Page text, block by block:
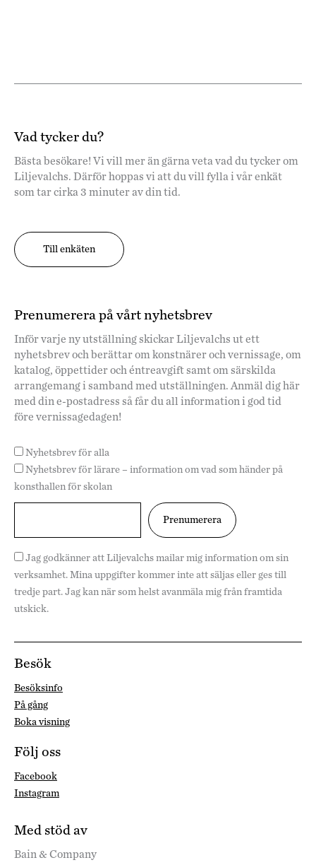
Vad tycker du?
Bästa besökare! Vi vill mer än gärna veta vad du tycker om
Liljevalchs. Därför hoppas vi att du vill fylla i vår enkät
som tar cirka 3 minuter av din tid.
Till enkäten
Prenumerera på vårt nyhetsbrev
Inför varje ny utställning skickar Liljevalchs ut ett
nyhetsbrev och berättar om konstnärer och vernissage, om
katalog, öppettider och éntreavgift samt om särskilda
arrangemang i samband med utställningen. Anmäl dig här
med din e-postadress så får du all information i god tid
före vernissagedagen!
Nyhetsbrev för alla
Nyhetsbrev för lärare – information om vad som händer på
konsthallen för skolan
Jag godkänner att Liljevalchs mailar mig information om sin
verksamhet. Mina uppgifter kommer inte att säljas eller ges till
tredje part. Jag kan när som helst avanmäla mig från framtida
utskick.
Besök
Besöksinfo
På gång
Boka visning
Följ oss
Facebook
Instagram
Med stöd av
Bain & Company